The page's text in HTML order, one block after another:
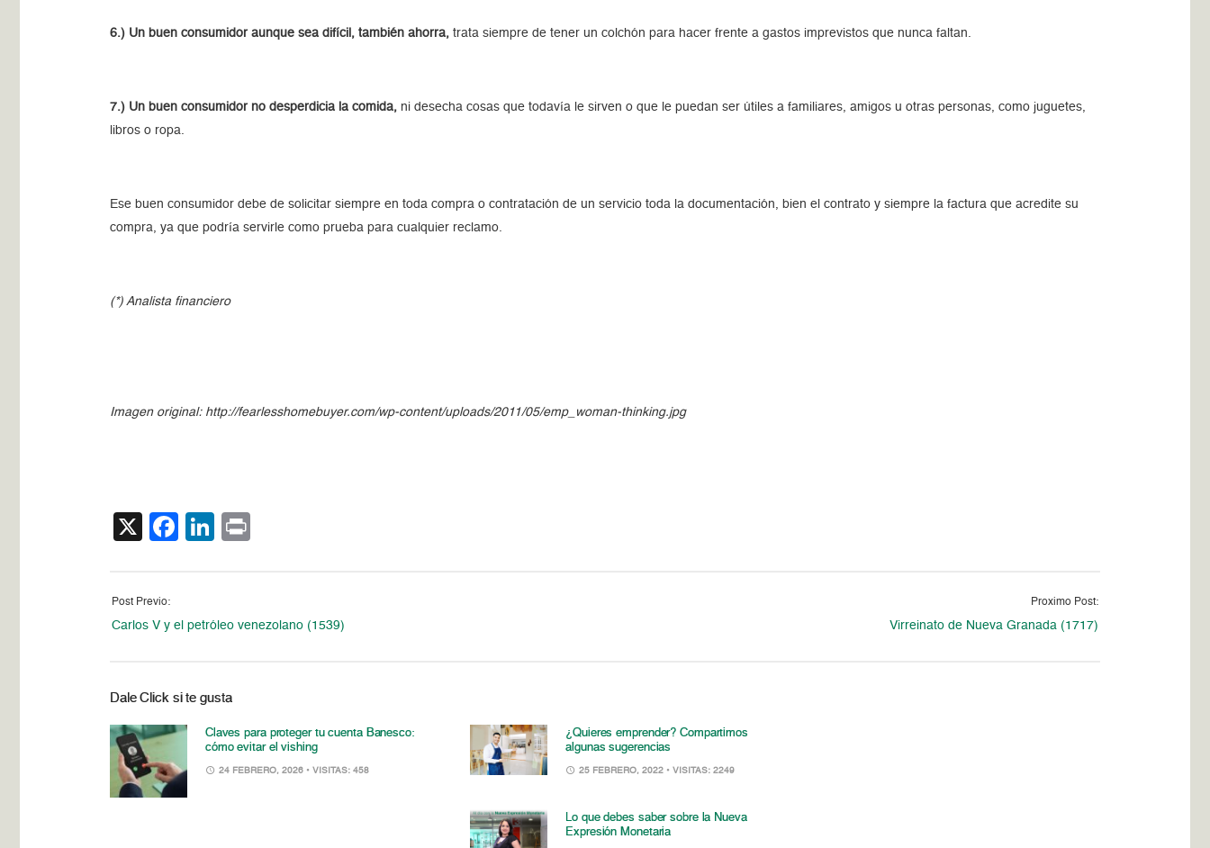
6.) Un buen consumidor aunque sea difícil, también ahorra, trata siempre de tener un colchón para hacer frente a gastos imprevistos que nunca faltan.
7.) Un buen consumidor no desperdicia la comida, ni desecha cosas que todavía le sirven o que le puedan ser útiles a familiares, amigos u otras personas, como juguetes,
libros o ropa.
Ese buen consumidor debe de solicitar siempre en toda compra o contratación de un servicio toda la documentación, bien el contrato y siempre la factura que acredite su
compra, ya que podría servirle como prueba para cualquier reclamo.
(*) Analista financiero
Imagen original: http://fearlesshomebuyer.com/wp-content/uploads/2011/05/emp_woman-thinking.jpg
X Facebook
LinkedIn
Post Previo:
Carlos V y el petróleo venezolano (1539)
Proximo Post:
Virreinato de Nueva Granada (1717)
Dale Click si te gusta
Claves para proteger tu cuenta Banesco:
cómo evitar el vishing
24 FEBRERO, 2026 • VISITAS: 458
¿Quieres emprender? Compartimos
algunas sugerencias
25 FEBRERO, 2022 • VISITAS: 2249
Lo que debes saber sobre la Nueva
Expresión Monetaria